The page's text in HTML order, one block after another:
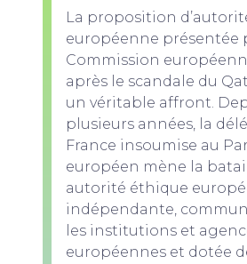
La proposition
européenne présentée
Commission
après le scandale du
un véritable affront.
plusieurs années, la
France insoumise au
européen mène la
autorité éthique
indépendante,
les institutions et
européennes et dotée